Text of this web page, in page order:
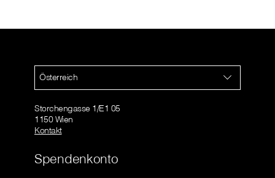
Österreich
Storchengasse 1/E1 05
1150 Wien
Kontakt
Spendenkonto